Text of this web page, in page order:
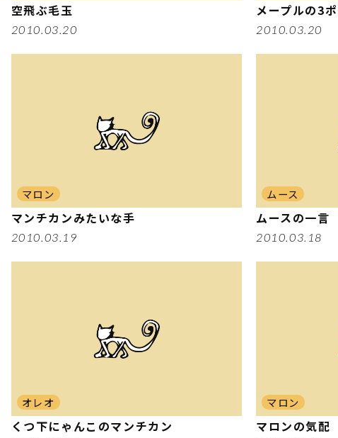
空飛ぶ毛玉
2010.03.20
メープルの3
2010.03.20
マロン
マンチカンみたいな手
2010.03.19
ムース
ムースの一言
2010.03.18
オレオ
くつ下にゃんこのマンチカン
マロン
マロンの気配